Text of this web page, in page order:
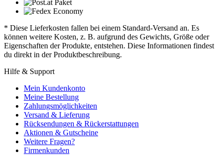
* Diese Lieferkosten fallen bei einem Standard-Versand an. Es
können weitere Kosten, z. B. aufgrund des Gewichts, Größe oder
Eigenschaften der Produkte, entstehen. Diese Informationen findest
du direkt in der Produktbeschreibung.
Hilfe & Support
Mein Kundenkonto
Meine Bestellung
Zahlungsmöglichkeiten
Versand & Lieferung
Rücksendungen & Rückerstattungen
Aktionen & Gutscheine
Weitere Fragen?
Firmenkunden